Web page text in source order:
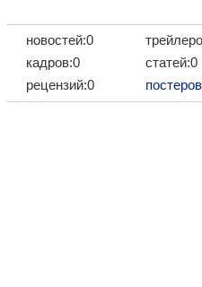
новостей:0
кадров:0
рецензий:0
статей:0